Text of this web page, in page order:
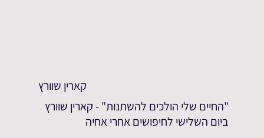
קארין שוורץ
"החיים שלי הולכים להשתנות" - קארין שוורץ
ביום השלישי לחיפושים אחרי אחיה